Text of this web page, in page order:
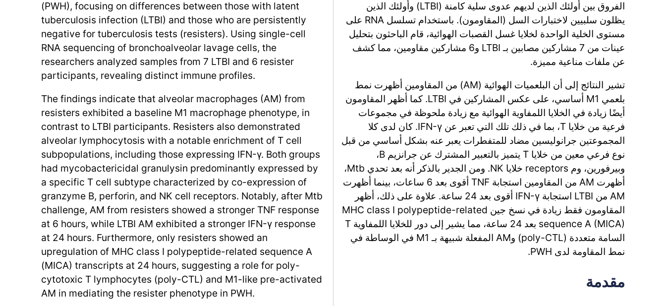
الفروق بين أولئك الذين لديهم عدوى سلية كامنة (LTBI) وأولئك الذين
يظلون سلبيين لاختبارات السل (المقاومون). باستخدام تسلسل RNA على
مستوى الخلية الواحدة لخلايا غسل القصبات الهوائية، قام الباحثون بتحليل
عينات من 7 مشاركين مصابين بـ LTBI و6 مشاركين مقاومين، مما كشف
عن ملفات مناعية مميزة.
تشير النتائج إلى أن البلعميات الهوائية (AM) من المقاومين أظهرت نمط
بلعمي M1 أساسي، على عكس المشاركين في LTBI. كما أظهر المقاومون
أيضًا زيادة في الخلايا اللمفاوية الهوائية مع زيادة ملحوظة في مجموعات
فرعية من خلايا T، بما في ذلك تلك التي تعبر عن IFN-γ. كان لدى كلا
المجموعتين جرانوليسين مضاد للمتفطرات يعبر عنه بشكل أساسي من قبل
نوع فرعي معين من خلايا T يتميز بالتعبير المشترك عن جرانزيم B،
وبيرفورين، وم receptors خلايا NK. ومن الجدير بالذكر أنه بعد تحدي Mtb،
أظهرت AM من المقاومين استجابة TNF أقوى بعد 6 ساعات، بينما أظهرت
AM من LTBI استجابة IFN-γ أقوى بعد 24 ساعة. علاوة على ذلك، أظهر
المقاومون فقط زيادة في نسخ جين MHC class I polypeptide-related
sequence A (MICA) بعد 24 ساعة، مما يشير إلى دور للخلايا اللمفاوية T
السامة متعددة (poly-CTL) وAM المفعلة شبيهة بـ M1 في الوساطة في
نمط المقاومة لدى PWH.
مقدمة
(PWH), focusing on differences between those with latent
tuberculosis infection (LTBI) and those who are persistently
negative for tuberculosis tests (resisters). Using single-cell
RNA sequencing of bronchoalveolar lavage cells, the
researchers analyzed samples from 7 LTBI and 6 resister
participants, revealing distinct immune profiles.
The findings indicate that alveolar macrophages (AM) from
resisters exhibited a baseline M1 macrophage phenotype, in
contrast to LTBI participants. Resisters also demonstrated
alveolar lymphocytosis with a notable enrichment of T cell
subpopulations, including those expressing IFN-γ. Both groups
had mycobactericidal granulysin predominantly expressed by
a specific T cell subtype characterized by co-expression of
granzyme B, perforin, and NK cell receptors. Notably, after Mtb
challenge, AM from resisters showed a stronger TNF response
at 6 hours, while LTBI AM exhibited a stronger IFN-γ response
at 24 hours. Furthermore, only resisters showed an
upregulation of MHC class I polypeptide-related sequence A
(MICA) transcripts at 24 hours, suggesting a role for poly-
cytotoxic T lymphocytes (poly-CTL) and M1-like pre-activated
AM in mediating the resister phenotype in PWH.